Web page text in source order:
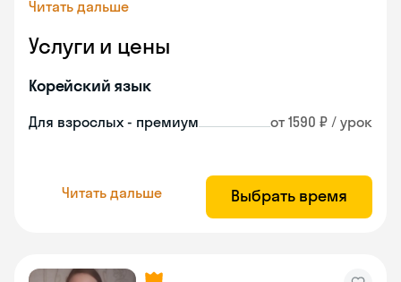
Читать дальше
Услуги и цены
Корейский язык
Для взрослых - премиум от 1590 ₽ / урок
Читать дальше Выбрать время